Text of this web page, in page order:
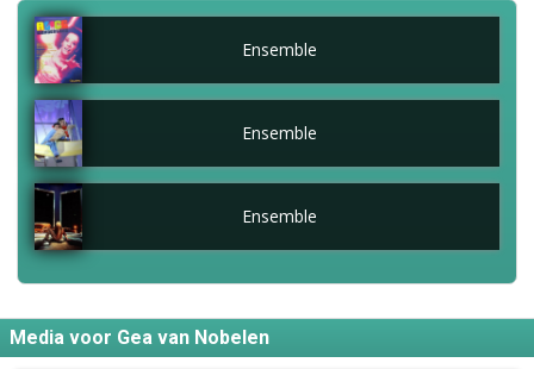
Ensemble
Ensemble
Ensemble
Media voor Gea van Nobelen